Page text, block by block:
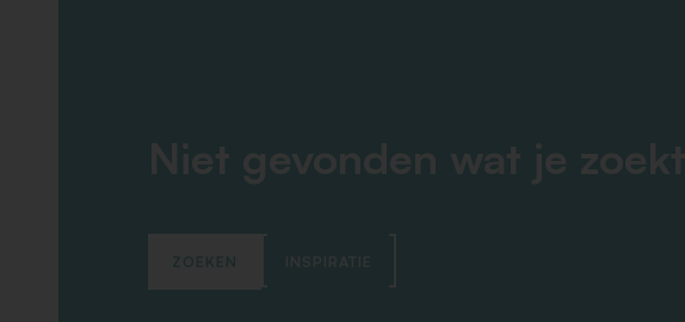
Niet gevonden wat je
ZOEKEN INSPIRATIE